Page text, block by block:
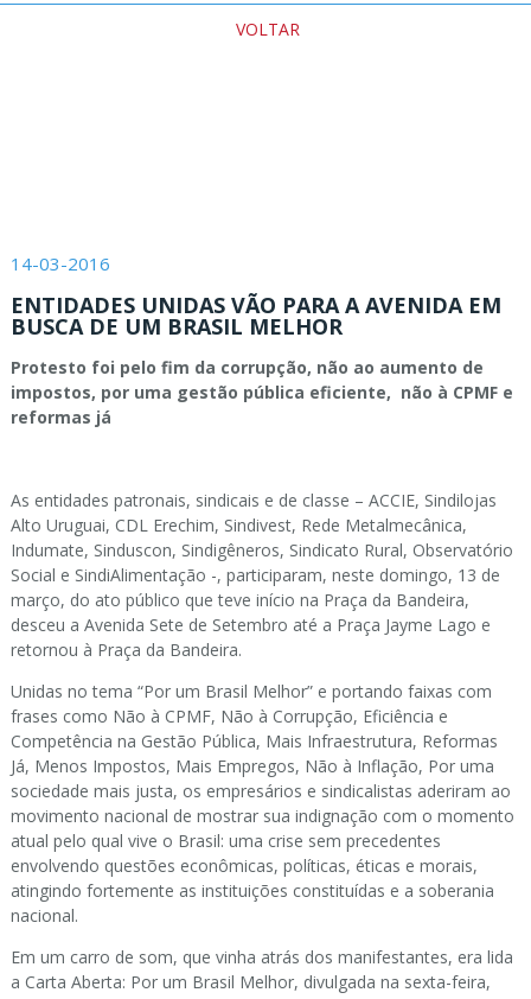
VOLTAR
14-03-2016
ENTIDADES UNIDAS VÃO PARA A AVENIDA EM
BUSCA DE UM BRASIL MELHOR
Protesto foi pelo fim da corrupção, não ao aumento de
impostos, por uma gestão pública eficiente, não à CPMF e
reformas já
As entidades patronais, sindicais e de classe – ACCIE, Sindilojas
Alto Uruguai, CDL Erechim, Sindivest, Rede Metalmecânica,
Indumate, Sinduscon, Sindigêneros, Sindicato Rural, Observatório
Social e SindiAlimentação -, participaram, neste domingo, 13 de
março, do ato público que teve início na Praça da Bandeira,
desceu a Avenida Sete de Setembro até a Praça Jayme Lago e
retornou à Praça da Bandeira.
Unidas no tema “Por um Brasil Melhor” e portando faixas com
frases como Não à CPMF, Não à Corrupção, Eficiência e
Competência na Gestão Pública, Mais Infraestrutura, Reformas
Já, Menos Impostos, Mais Empregos, Não à Inflação, Por uma
sociedade mais justa, os empresários e sindicalistas aderiram ao
movimento nacional de mostrar sua indignação com o momento
atual pelo qual vive o Brasil: uma crise sem precedentes
envolvendo questões econômicas, políticas, éticas e morais,
atingindo fortemente as instituições constituídas e a soberania
nacional.
Em um carro de som, que vinha atrás dos manifestantes, era lida
a Carta Aberta: Por um Brasil Melhor, divulgada na sexta-feira,